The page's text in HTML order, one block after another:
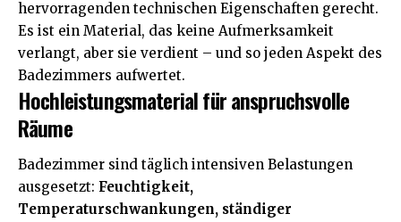
hervorragenden technischen Eigenschaften gerecht.
Es ist ein Material, das keine Aufmerksamkeit
verlangt, aber sie verdient – und so jeden Aspekt des
Badezimmers aufwertet.
Hochleistungsmaterial für anspruchsvolle
Räume
Badezimmer sind täglich intensiven Belastungen
ausgesetzt: Feuchtigkeit,
Temperaturschwankungen, ständiger